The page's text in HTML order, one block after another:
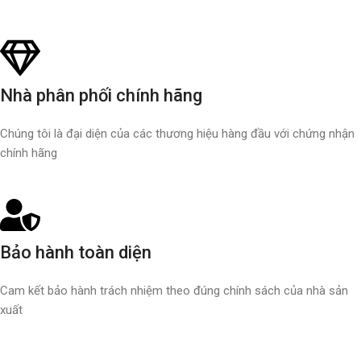
Nhà phân phối chính hãng
Chúng tôi là đại diện của các thương hiệu hàng đầu với chứng nhận
chính hãng
Bảo hành toàn diện
Cam kết bảo hành trách nhiệm theo đúng chính sách của nhà sản
xuất